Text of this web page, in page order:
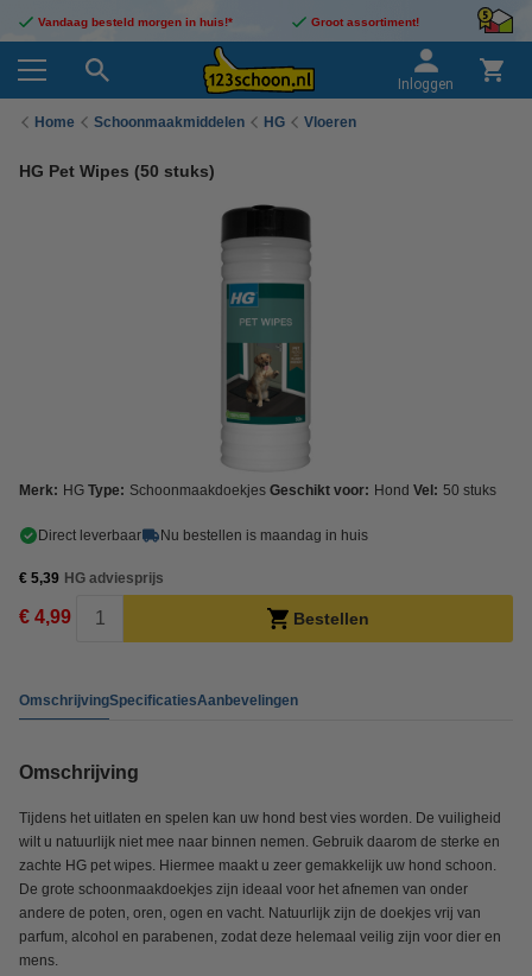
Vandaag besteld morgen in huis!* Groot assortiment!
Inloggen
Home Schoonmaakmiddelen HG Vloeren
HG Pet Wipes (50 stuks)
Merk: HG Type: Schoonmaakdoekjes Geschikt voor: Hond Vel: 50 stuks
Direct leverbaar Nu bestellen is maandag in huis
€ 5,39 HG adviesprijs
€ 4,99 Bestellen
OmschrijvingSpecificatiesAanbevelingen
Omschrijving
Tijdens het uitlaten en spelen kan uw hond best vies worden. De vuiligheid
wilt u natuurlijk niet mee naar binnen nemen. Gebruik daarom de sterke en
zachte HG pet wipes. Hiermee maakt u zeer gemakkelijk uw hond schoon.
De grote schoonmaakdoekjes zijn ideaal voor het afnemen van onder
andere de poten, oren, ogen en vacht. Natuurlijk zijn de doekjes vrij van
parfum, alcohol en parabenen, zodat deze helemaal veilig zijn voor dier en
mens.